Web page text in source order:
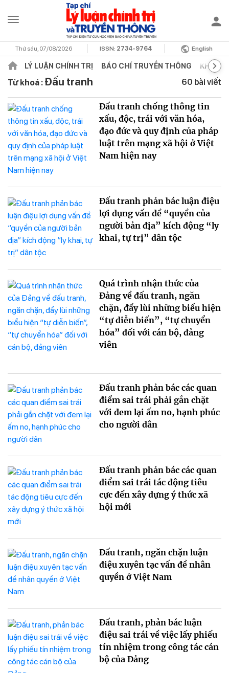
Thứ sáu, 07/08/2026 ISSN: 2734-9764 English
LÝ LUẬN CHÍNH TRỊ BÁO CHÍ TRUYỀN THÔNG KHOA
Từ khoá : Đấu tranh 60 bài viết
Đấu tranh chống thông tin
xấu, độc, trái với văn hóa,
đạo đức và quy định của pháp
luật trên mạng xã hội ở Việt
Nam hiện nay
Đấu tranh phản bác luận điệu
lợi dụng vấn đề “quyền của
người bản địa” kích động “ly
khai, tự trị” dân tộc
Quá trình nhận thức của
Đảng về đấu tranh, ngăn
chặn, đẩy lùi những biểu hiện
“tự diễn biến”, “tự chuyển
hóa” đối với cán bộ, đảng
viên
Đấu tranh phản bác các quan
điểm sai trái phải gắn chặt
với đem lại ấm no, hạnh phúc
cho người dân
Đấu tranh phản bác các quan
điểm sai trái tác động tiêu
cực đến xây dựng ý thức xã
hội mới
Đấu tranh, ngăn chặn luận
điệu xuyên tạc vấn đề nhân
quyền ở Việt Nam
Đấu tranh, phản bác luận
điệu sai trái về việc lấy phiếu
tín nhiệm trong công tác cán
bộ của Đảng